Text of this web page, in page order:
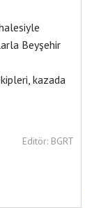
Beyşehir
kazada
Editör: BGRT